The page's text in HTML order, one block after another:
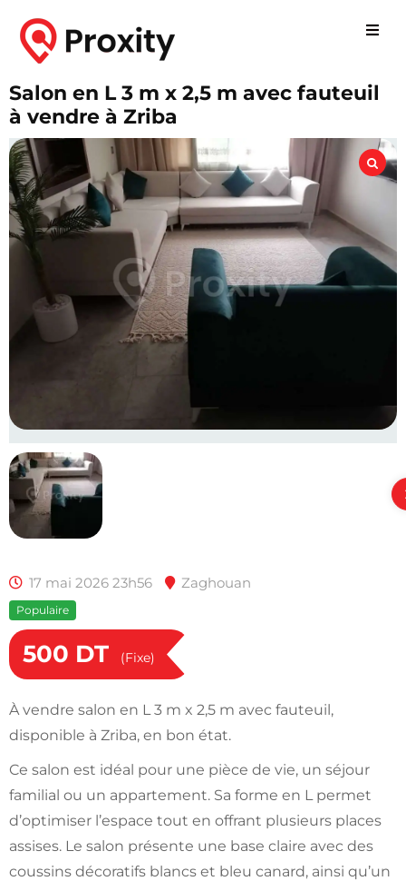
Salon en L 3 m x 2,5 m avec fauteuil
à vendre à Zriba
17 mai 2026 23h56 Zaghouan
Populaire
500 DT (Fixe)
À vendre salon en L 3 m x 2,5 m avec fauteuil,
disponible à Zriba, en bon état.
Ce salon est idéal pour une pièce de vie, un séjour
familial ou un appartement. Sa forme en L permet
d’optimiser l’espace tout en offrant plusieurs places
assises. Le salon présente une base claire avec des
coussins décoratifs blancs et bleu canard, ainsi qu’un